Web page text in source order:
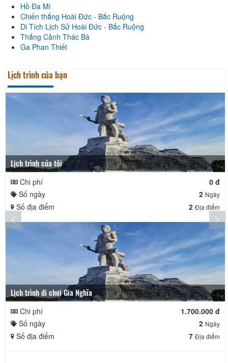
Hồ Đa Mi
Chiến thắng Hoài Đức - Bắc Ruộng
Di Tích Lịch Sử Hoài Đức - Bắc Ruộng
Thắng Cảnh Thác Bà
Ga Phan Thiết
Lịch trình của bạn
Lịch trình của tôi
Chi phí
0 đ
Số ngày
2 Ngày
Số địa điểm 2 Địa điểm
Lịch trình đi chơi Gia Nghĩa
Chi phí
1.700.000 đ
Số ngày
2 Ngày
Số địa điểm 7 Địa điểm